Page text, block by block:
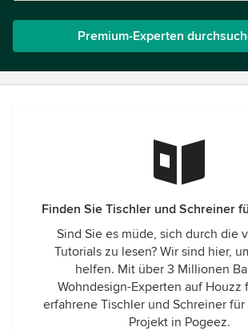
Premium-Experten
Finden Sie Tischler und Schreiner
Sind Sie es müde, sich durch die
Tutorials zu lesen? Wir sind hier,
helfen. Mit über 3 Millionen
Wohndesign-Experten auf Houzz
erfahrene Tischler und Schreiner für
Projekt in Pogeez.